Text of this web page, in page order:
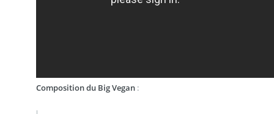
Composition du Big Vegan: